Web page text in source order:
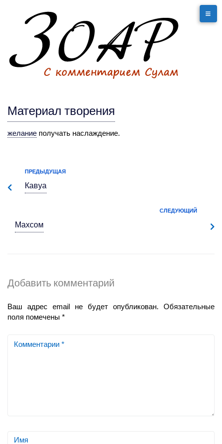
Материал творения
желание получать наслаждение.
ПРЕДЫДУЩАЯ
Кавуа
СЛЕДУЮЩИЙ
Махсом
Добавить комментарий
Ваш адрес email не будет опубликован.
Обязательные
поля помечены *